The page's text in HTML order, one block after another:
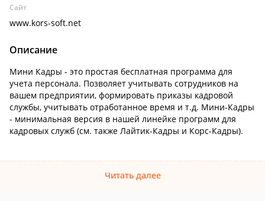
Сайт
www.kors-soft.net
Описание
Мини Кадры - это простая бесплатная программа для
учета персонала. Позволяет учитывать сотрудников на
вашем предприятии, формировать приказы кадровой
службы, учитывать отработанное время и т.д. Мини-Кадры
- минимальная версия в нашей линейке программ для
кадровых служб (см. также Лайтик-Кадры и Корс-Кадры).
Читать далее